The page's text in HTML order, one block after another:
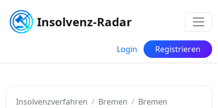
Insolvenz-Radar
Login Registrieren
Insolvenzverfahren Bremen
Bremen